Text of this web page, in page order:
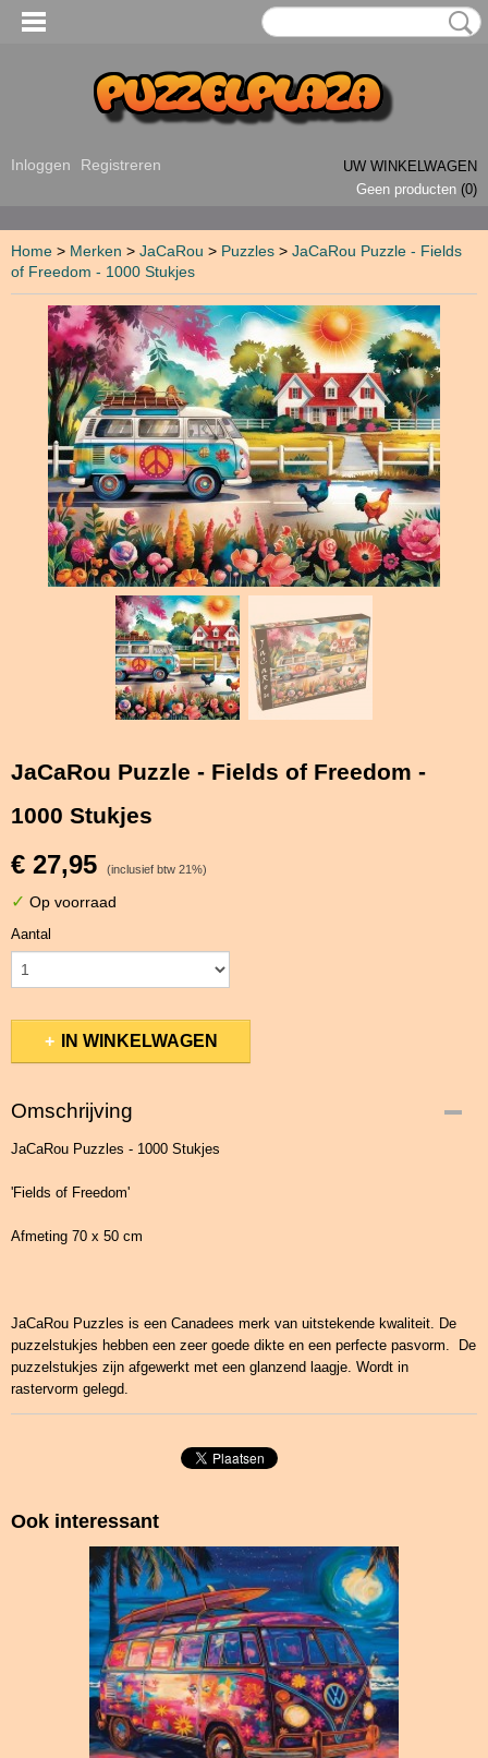
Inloggen Registreren
UW WINKELWAGEN
Geen producten (0)
Home > Merken > JaCaRou > Puzzles > JaCaRou Puzzle - Fields
of Freedom - 1000 Stukjes
JaCaRou Puzzle - Fields of Freedom -
1000 Stukjes
€ 27,95 (inclusief btw 21%)
✓ Op voorraad
Aantal
IN WINKELWAGEN
Omschrijving
JaCaRou Puzzles - 1000 Stukjes
'Fields of Freedom'
Afmeting 70 x 50 cm
JaCaRou Puzzles is een Canadees merk van uitstekende kwaliteit. De
puzzelstukjes hebben een zeer goede dikte en een perfecte pasvorm. De
puzzelstukjes zijn afgewerkt met een glanzend laagje. Wordt in
rastervorm gelegd.
Ook interessant